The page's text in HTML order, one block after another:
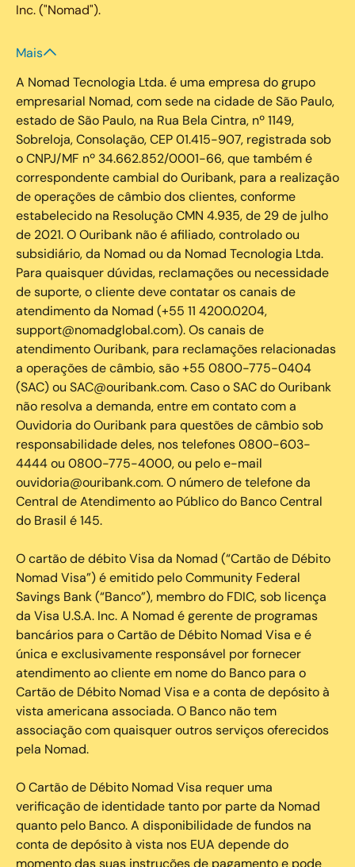
Inc. ("Nomad").
Mais
A Nomad Tecnologia Ltda. é uma empresa do grupo
empresarial Nomad, com sede na cidade de São Paulo,
estado de São Paulo, na Rua Bela Cintra, nº 1149,
Sobreloja, Consolação, CEP 01.415-907, registrada sob
o CNPJ/MF nº 34.662.852/0001-66, que também é
correspondente cambial do Ouribank, para a realização
de operações de câmbio dos clientes, conforme
estabelecido na Resolução CMN 4.935, de 29 de julho
de 2021. O Ouribank não é afiliado, controlado ou
subsidiário, da Nomad ou da Nomad Tecnologia Ltda.
Para quaisquer dúvidas, reclamações ou necessidade
de suporte, o cliente deve contatar os canais de
atendimento da Nomad (+55 11 4200.0204,
support@nomadglobal.com). Os canais de
atendimento Ouribank, para reclamações relacionadas
a operações de câmbio, são +55 0800-775-0404
(SAC) ou SAC@ouribank.com. Caso o SAC do Ouribank
não resolva a demanda, entre em contato com a
Ouvidoria do Ouribank para questões de câmbio sob
responsabilidade deles, nos telefones 0800-603-
4444 ou 0800-775-4000, ou pelo e-mail
ouvidoria@ouribank.com. O número de telefone da
Central de Atendimento ao Público do Banco Central
do Brasil é 145.
O cartão de débito Visa da Nomad (“Cartão de Débito
Nomad Visa”) é emitido pelo Community Federal
Savings Bank (“Banco”), membro do FDIC, sob licença
da Visa U.S.A. Inc. A Nomad é gerente de programas
bancários para o Cartão de Débito Nomad Visa e é
única e exclusivamente responsável por fornecer
atendimento ao cliente em nome do Banco para o
Cartão de Débito Nomad Visa e a conta de depósito à
vista americana associada. O Banco não tem
associação com quaisquer outros serviços oferecidos
pela Nomad.
O Cartão de Débito Nomad Visa requer uma
verificação de identidade tanto por parte da Nomad
quanto pelo Banco. A disponibilidade de fundos na
conta de depósito à vista nos EUA depende do
momento das suas instruções de pagamento e pode